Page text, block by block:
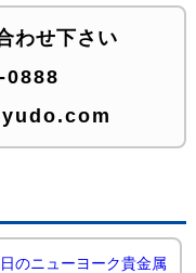
わせ下さい
0888
のニューヨーク貴金属